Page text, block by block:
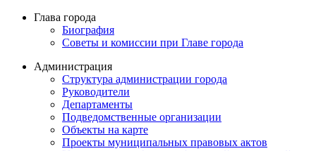
Глава города
Биография
Советы и комиссии при Главе города
Администрация
Структура администрации города
Руководители
Департаменты
Подведомственные организации
Объекты на карте
Проекты муниципальных правовых актов